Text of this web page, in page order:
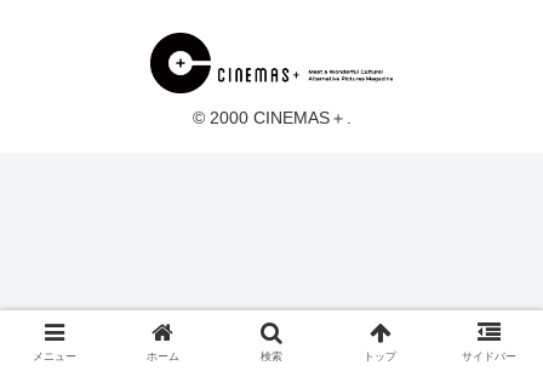
© 2000 CINEMAS＋.
メニュー ホーム 検索 トップ サイドバー